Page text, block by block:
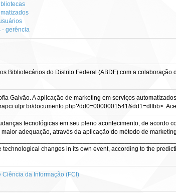
- gerência
Bibliotecários do Distrito Federal (ABDF) com a
Galvão. A aplicação de marketing em serviços
documento.php?dd0=0000001541&dd1=dffbb>.
tecnológicas em seu pleno acontecimento, de acordo
adequação, através da aplicação do método de
technological changes in its own event, according to the
Ciência da Informação (FCI)